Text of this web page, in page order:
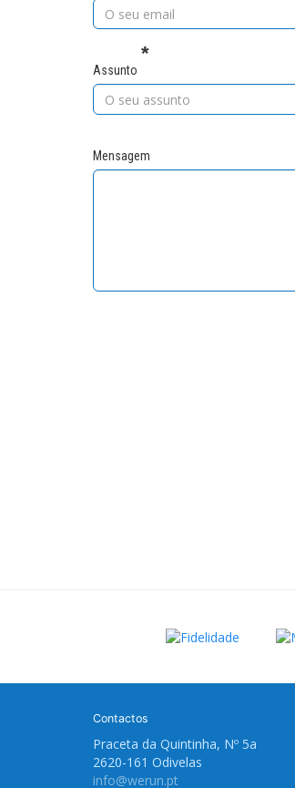
Assunto
Mensagem
Contactos
Praceta da Quintinha, Nº 5a
2620-161 Odivelas
info@werun.pt